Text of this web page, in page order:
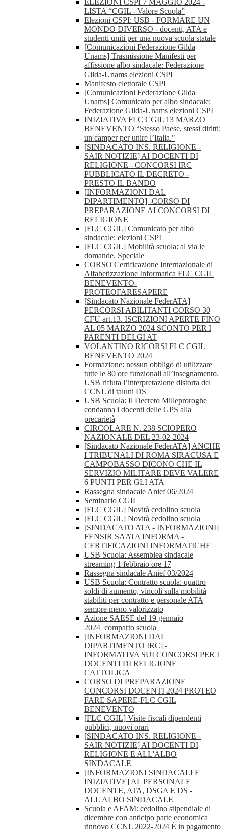
ELEZIONI CSPI 7 MAGGIO 2024 -
LISTA “CGIL - Valore Scuola”
Elezioni CSPI: USB - FORMARE UN
MONDO DIVERSO - docenti, ATA e
studenti uniti per una nuova scuola statale
[Comunicazioni Federazione Gilda
Unams] Trasmissione Manifesti per
affissione albo sindacale: Federazione
Gilda-Unams elezioni CSPI
Manifesto elettorale CSPI
[Comunicazioni Federazione Gilda
Unams] Comunicato per albo sindacale:
Federazione Gilda-Unams elezioni CSPI
INIZIATIVA FLC CGIL 13 MARZO
BENEVENTO “Stesso Paese, stessi diritti:
un camper per unire l’Italia."
[SINDACATO INS. RELIGIONE -
SAIR NOTIZIE] AI DOCENTI DI
RELIGIONE - CONCORSI IRC
PUBBLICATO IL DECRETO -
PRESTO IL BANDO
[INFORMAZIONI DAL
DIPARTIMENTO] -CORSO DI
PREPARAZIONE AI CONCORSI DI
RELIGIONE
[FLC CGIL] Comunicato per albo
sindacale: elezioni CSPI
[FLC CGIL] Mobilità scuola: al via le
domande. Speciale
CORSO Certificazione Internazionale di
Alfabetizzazione Informatica FLC CGIL
BENEVENTO-
PROTEOFARESAPERE
[Sindacato Nazionale FederATA]
PERCORSI ABILITANTI CORSO 30
CFU art.13. ISCRIZIONI APERTE FINO
AL 05 MARZO 2024 SCONTO PER I
PARENTI DELGI AT
VOLANTINO RICORSI FLC CGIL
BENEVENTO 2024
Formazione: nessun obbligo di utilizzare
tutte le 80 ore funzionali all’insegnamento.
USB rifiuta l’interpretazione distorta del
CCNL di taluni DS
USB Scuola: Il Decreto Milleproroghe
condanna i docenti delle GPS alla
precarietà
CIRCOLARE N. 238 SCIOPERO
NAZIONALE DEL 23-02-2024
[Sindacato Nazionale FederATA] ANCHE
I TRIBUNALI DI ROMA SIRACUSA E
CAMPOBASSO DICONO CHE IL
SERVIZIO MILITARE DEVE VALERE
6 PUNTI PER GLI ATA
Rassegna sindacale Anief 06/2024
Seminario CGIL
[FLC CGIL] Novità cedolino scuola
[FLC CGIL] Novità cedolino scuola
[SINDACATO ATA - INFORMAZIONI]
FENSIR SAATA INFORMA -
CERTIFICAZIONI INFORMATICHE
USB Scuola: Assemblea sindacale
streaming 1 febbraio ore 17
Rassegna sindacale Anief 03/2024
USB Scuola: Contratto scuola: quattro
soldi di aumento, vincoli sulla mobilità
stabiliti per contratto e personale ATA
sempre meno valorizzato
Azione SAESE del 19 gennaio
2024_comparto scuola
[INFORMAZIONI DAL
DIPARTIMENTO IRC] -
INFORMATIVA SUI CONCORSI PER I
DOCENTI DI RELIGIONE
CATTOLICA
CORSO DI PREPARAZIONE
CONCORSI DOCENTI 2024 PROTEO
FARE SAPERE-FLC CGIL
BENEVENTO
[FLC CGIL] Visite fiscali dipendenti
pubblici, nuovi orari
[SINDACATO INS. RELIGIONE -
SAIR NOTIZIE] AI DOCENTI DI
RELIGIONE E ALL'ALBO
SINDACALE
[INFORMAZIONI SINDACALI E
INIZIATIVE] AL PERSONALE
DOCENTE, ATA, DSGA E DS -
ALL'ALBO SINDACALE
Scuola e AFAM: cedolino stipendiale di
dicembre con anticipo parte economica
rinnovo CCNL 2022-2024 È in pagamento